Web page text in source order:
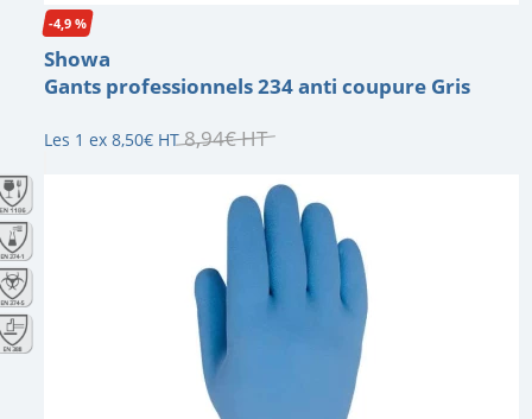
-4,9 %
Showa
Gants professionnels 234 anti coupure Gris
Les 1 ex 8,50€ HT 8,94€HT